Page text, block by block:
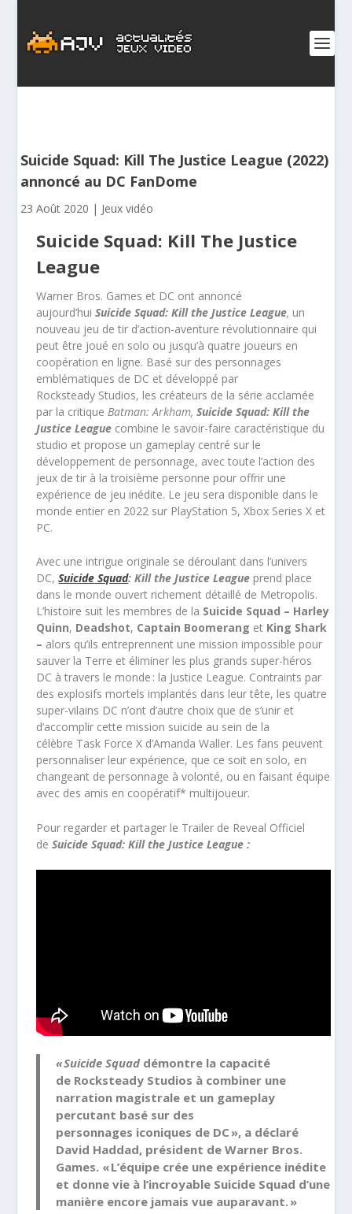
Suicide Squad: Kill The Justice League (2022)
annoncé au DC FanDome
23 Août 2020 | Jeux vidéo
Suicide Squad: Kill The Justice
League
Warner Bros. Games et DC ont annoncé
aujourd’huiSuicide Squad: Kill the Justice League, un
nouveau jeu de tir d’action-aventure révolutionnaire qui
peut être joué en solo ou jusqu’à quatre joueurs en
coopération en ligne. Basé sur des personnages
emblématiques de DC et développé par
Rocksteady Studios, les créateurs de la série acclamée
par la critiqueBatman: Arkham,Suicide Squad: Kill the
Justice League combine le savoir-faire caractéristique du
studio et propose un gameplay centré sur le
développement de personnage, avec toute l’action des
jeux de tir à la troisième personne pour offrir une
expérience de jeu inédite. Le jeu sera disponible dans le
monde entier en 2022 sur PlayStation 5, Xbox Series X et
PC.
Avec une intrigue originale se déroulant dans l’univers
DC,Suicide Squad: Kill the Justice League prend place
dans le monde ouvert richement détaillé de Metropolis.
L’histoire suit les membres de la Suicide Squad – Harley
Quinn, Deadshot, Captain Boomerang et King Shark
– alors qu’ils entreprennent une mission impossible pour
sauver la Terre et éliminer les plus grands super-héros
DC à travers le monde : la Justice League. Contraints par
des explosifs mortels implantés dans leur tête, les quatre
super-vilains DC n’ont d’autre choix que de s’unir et
d’accomplir cette mission suicide au sein de la
célèbre Task Force X d’Amanda Waller. Les fans peuvent
personnaliser leur expérience, que ce soit en solo, en
changeant de personnage à volonté, ou en faisant équipe
avec des amis en coopératif* multijoueur.
Pour regarder et partager le Trailer de Reveal Officiel
deSuicide Squad: Kill the Justice League :
« Suicide Squad démontre la capacité
de Rocksteady Studios à combiner une
narration magistrale et un gameplay
percutant basé sur des
personnages iconiques de DC », a déclaré
David Haddad, président de Warner Bros.
Games. « L’équipe crée une expérience inédite
et donne vie à l’incroyable Suicide Squad d’une
manière encore jamais vue auparavant. »